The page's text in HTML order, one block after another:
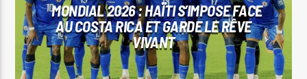
MONDIAL 2026 : HAÏTI S’IMPOSE FACE
AU COSTA RICA ET GARDE LE RÊVE
VIVANT